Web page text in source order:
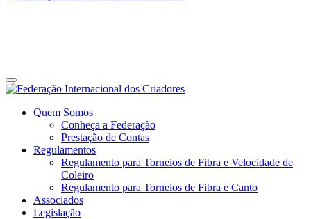
Site da Federação Internacional dos Criadores de Pássaros
Quem Somos
Conheça a Federação
Prestação de Contas
Regulamentos
Regulamento para Torneios de Fibra e Velocidade de
Coleiro
Regulamento para Torneios de Fibra e Canto
Associados
Legislação